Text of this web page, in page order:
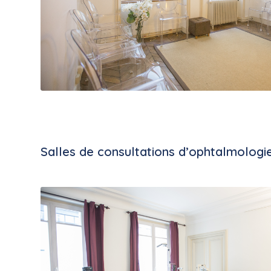
Salles de consultations